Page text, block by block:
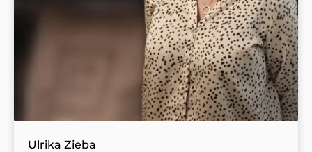
Ulrika Zieba